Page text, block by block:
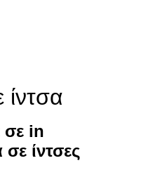
ίντσα
σε in
ίντσες